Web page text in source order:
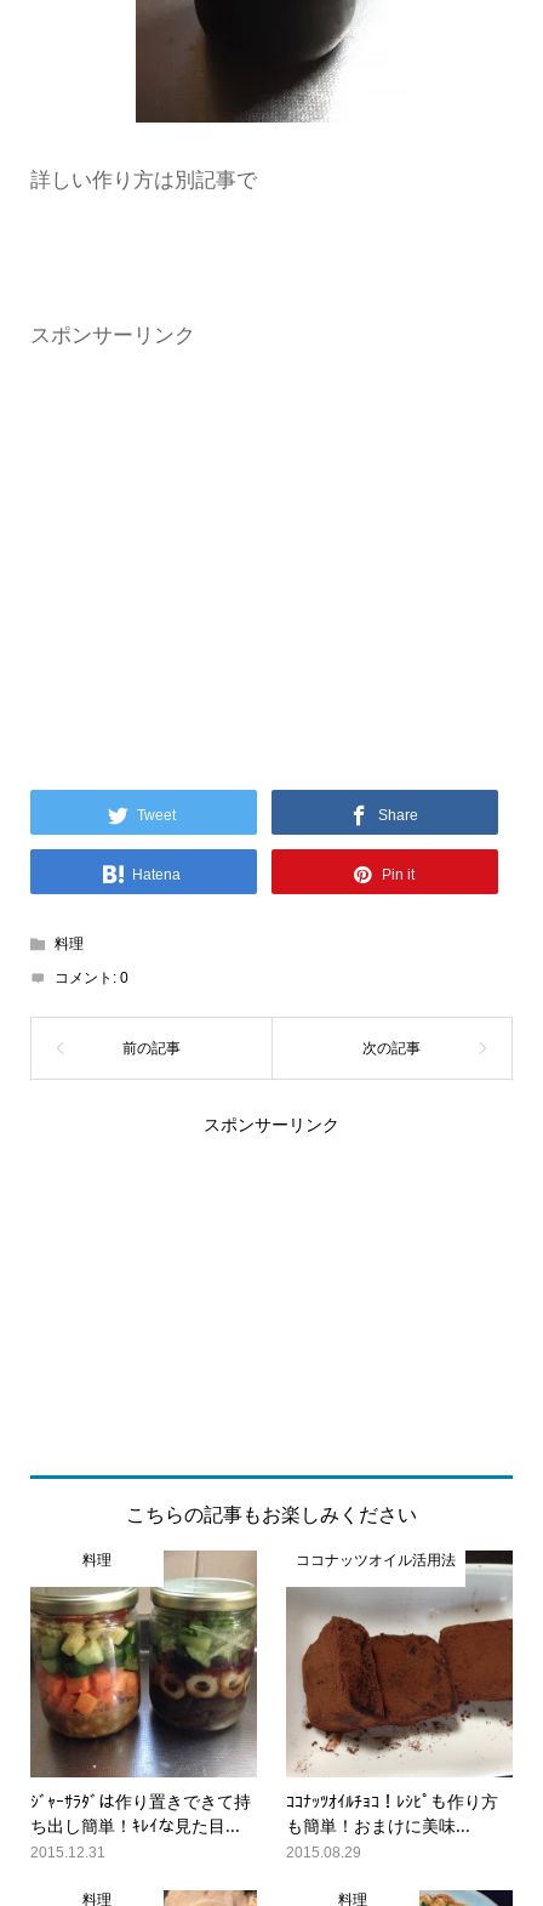
詳しい作り方は別記事で
スポンサーリンク
Tweet Share
Hatena Pin it
料理
コメント: 0
スポンサーリンク
こちらの記事もお楽しみください
料理
ｼﾞｬｰｻﾗﾀﾞは作り置きできて持
ち出し簡単！ｷﾚｲな見た目...
2015.12.31
ココナッツオイル活用法
ｺｺﾅｯﾂｵｲﾙﾁｮｺ！ﾚｼﾋﾟも作り方
も簡単！おまけに美味...
2015.08.29
料理 料理